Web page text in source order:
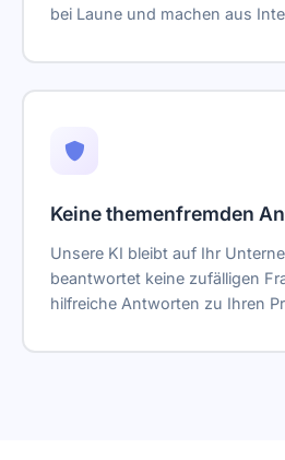
bei Laune und machen aus
Keine themenfremden
Unsere KI bleibt auf Ihr
beantwortet keine zufälligen
hilfreiche Antworten zu Ihren